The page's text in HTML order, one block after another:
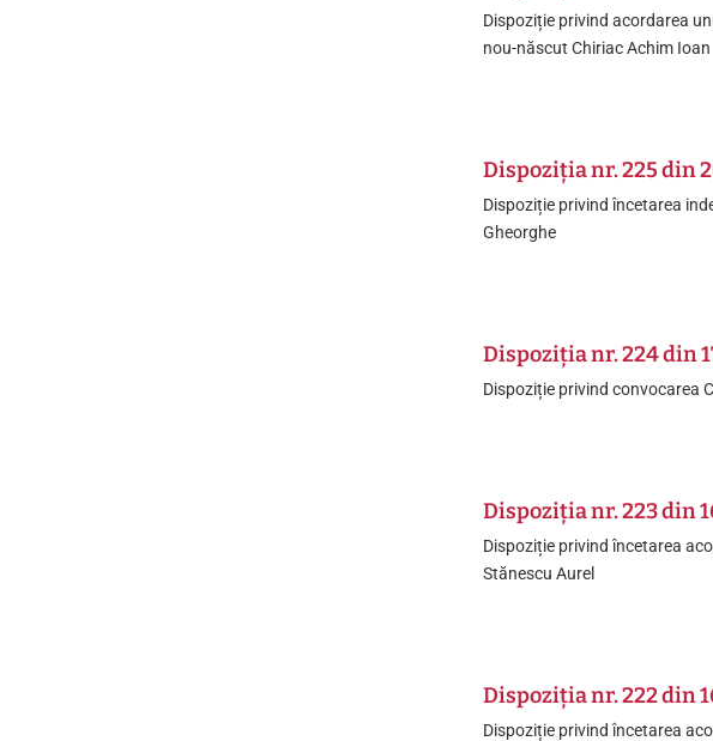
Dispoziție privind acordarea
nou-născut Chiriac Achim Ioan
Dispoziția nr. 225 din
Dispoziție privind încetarea
Gheorghe
Dispoziția nr. 224 din
Dispoziție privind convocarea
Dispoziția nr. 223 din
Dispoziție privind încetarea
Stănescu Aurel
Dispoziția nr. 222 din
Dispoziție privind încetarea